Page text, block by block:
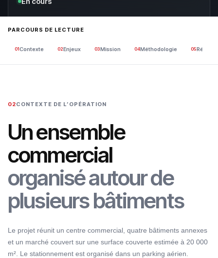
PARCOURS DE LECTURE
01Contexte 02Enjeux 03Mission 04Méthodologie 05
02CONTEXTE DE L’OPÉRATION
Un ensemble
commercial
organisé autour de
plusieurs bâtiments
Le projet réunit un centre commercial, quatre bâtiments annexes
et un marché couvert sur une surface couverte estimée à 20 000
m². Le stationnement est organisé dans un parking aérien.